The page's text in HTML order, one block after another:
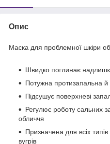
Опис
Маска для проблемної шкіри
Швидко поглинає
Потужна протизапальна й
Підсушує поверхневі
Регулює роботу сальних
обличчя
Призначена для всіх
вугрів